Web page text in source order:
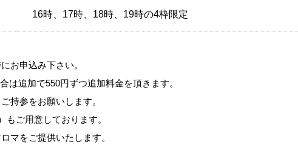
16時、17時、18時、19時の4枠限定
お申込み下さい。
は追加で550円ずつ追加料金を頂きます。
持参をお願いします。
ご用意しております。
マをご提供いたします。